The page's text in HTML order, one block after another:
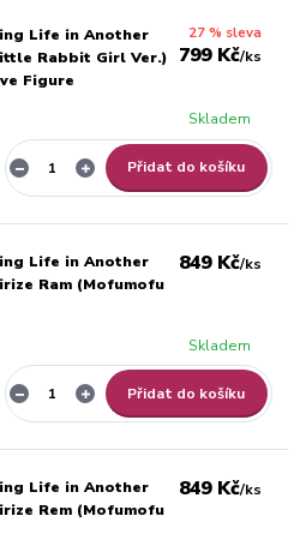
Life in Another
Rabbit Girl Ver.)
Figure
27 % sleva
799 Kč/ks
Skladem
Přidat do košíku
Life in Another
Ram (Mofumofu
849 Kč/ks
Skladem
Přidat do košíku
Life in Another
Rem (Mofumofu
849 Kč/ks